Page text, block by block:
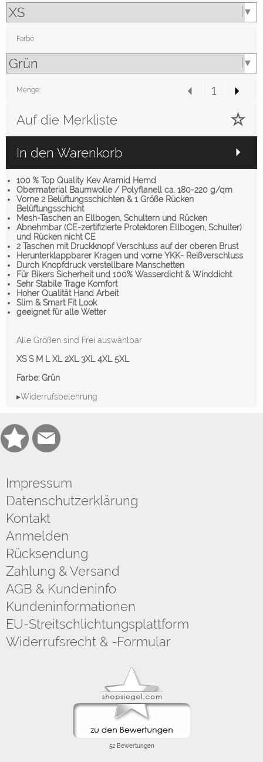
Farbe
Menge:
Auf die Merkliste
In den Warenkorb
100 % Top Quality Kev Aramid Hemd
Obermaterial Baumwolle / Polyflanell ca. 180-220 g/qm
Vorne 2 Belüftungsschichten & 1 Größe Rücken
Belüftungsschicht
Mesh-Taschen an Ellbogen, Schultern und Rücken
Abnehmbar (CE-zertifizierte Protektoren Ellbogen, Schulter)
und Rücken nicht CE
2 Taschen mit Druckknopf Verschluss auf der oberen Brust
Herunterklappbarer Kragen und vorne YKK- Reißverschluss
Durch Knopfdruck verstellbare Manschetten
Für Bikers Sicherheit und 100% Wasserdicht & Winddicht
Sehr Stabile Trage Komfort
Hoher Qualität Hand Arbeit
Slim & Smart Fit Look
geeignet für alle Wetter
Alle Größen sind Frei auswählbar
XS S M L XL 2XL 3XL 4XL 5XL
Farbe: Grün
▸Widerrufsbelehrung
Impressum
Datenschutzerklärung
Kontakt
Anmelden
Rücksendung
Zahlung & Versand
AGB & Kundeninfo
Kundeninformationen
EU-Streitschlichtungsplattform
Widerrufsrecht & -Formular